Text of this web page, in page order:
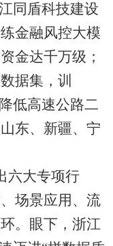
同盾科技建设
金融风控大模
金达千万级；
据集，训
低高速公路二
东、新疆、宁
大专项行
场景应用、流
。眼下，浙江